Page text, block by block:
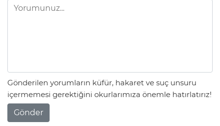
Gönderilen yorumların küfür, hakaret ve suç unsuru
içermemesi gerektiğini okurlarımıza önemle hatırlatırız!
Gönder